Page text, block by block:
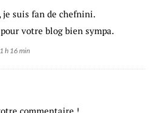
je suis fan de chefnini.
votre blog bien sympa.
h 16 min
commentaire !